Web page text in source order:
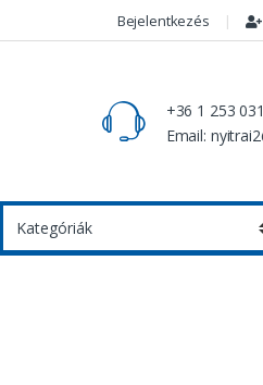
Bejelentkezés
+36 1 253
Email: